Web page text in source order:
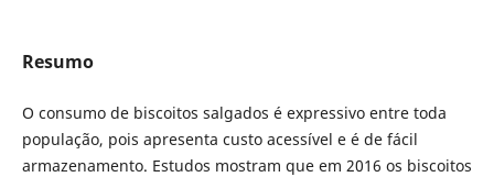
Resumo
O consumo de biscoitos salgados é expressivo entre toda
população, pois apresenta custo acessível e é de fácil
armazenamento. Estudos mostram que em 2016 os biscoitos